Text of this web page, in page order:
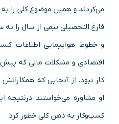
می‌کردند و همین موضوع کلی را به
فارغ‌ التحصیلی نیمی از سال را
و خطوط هواپیمایی اطلاعات
اقتصادی و مشکلات مالی که پیش
کار نبود. از آنجایی که همکارانش
او مشاوره می‌خواستند درنتیجه
کسب‌وکار به ذهن کلی خطور کرد.